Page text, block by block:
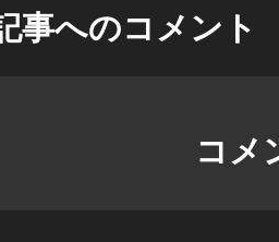
事へのコメント
コメ